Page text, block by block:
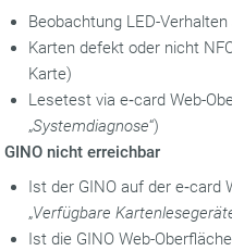
Beobachtung LED-Verhalten
Karten defekt oder nicht
Karte)
Lesetest via e‑card Web-
„Systemdiagnose“)
GINO nicht erreichbar
Ist der GINO auf der e‑card
„Verfügbare
Ist die GINO Web-